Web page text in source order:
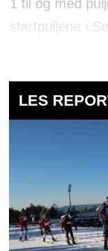
1 til og med
startpuljene i
LES